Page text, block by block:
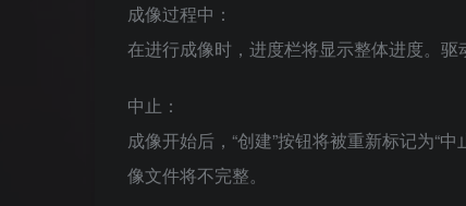
成像过程中：
在进行成像时，进度栏将显示整体进度。驱
中止：
成像开始后，“创建”按钮将被重新标记为“
像文件将不完整。